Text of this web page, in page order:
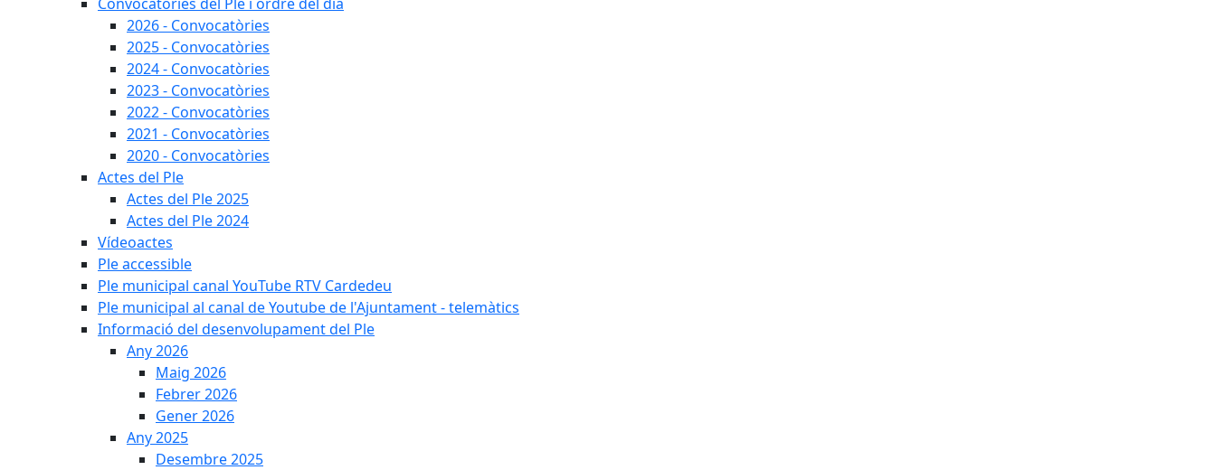
2026 - Convocatòries
2025 - Convocatòries
2024 - Convocatòries
2023 - Convocatòries
2022 - Convocatòries
2021 - Convocatòries
2020 - Convocatòries
Actes del Ple
Actes del Ple 2025
Actes del Ple 2024
Vídeoactes
Ple accessible
Ple municipal canal YouTube RTV Cardedeu
Ple municipal al canal de Youtube de l'Ajuntament - telemàtics
Informació del desenvolupament del Ple
Any 2026
Maig 2026
Febrer 2026
Gener 2026
Any 2025
Desembre 2025